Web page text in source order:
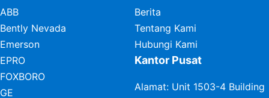
ABB
Bently Nevada
Emerson
EPRO
FOXBORO
GE
Berita
Tentang Kami
Hubungi Kami
Kantor Pusat
Alamat: Unit 1503-4 Building